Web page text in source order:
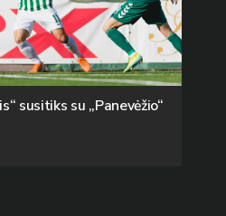
susitiks su „Panevėžio“